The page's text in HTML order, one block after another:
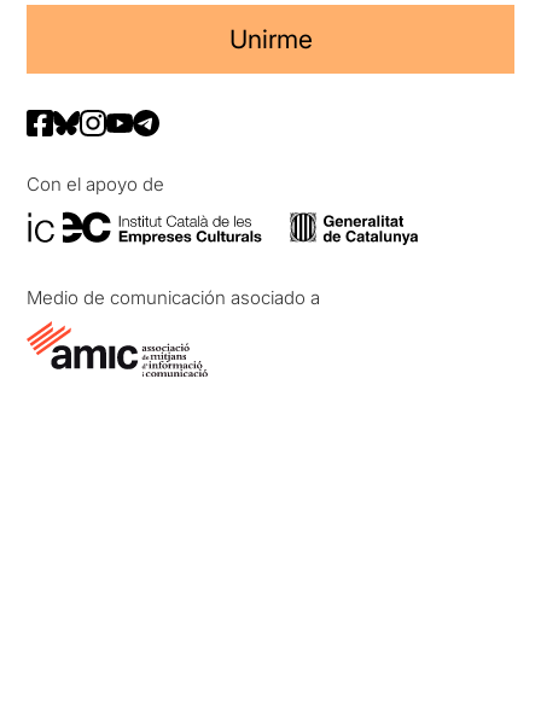
Unirme
Con el apoyo de
Medio de comunicación asociado a